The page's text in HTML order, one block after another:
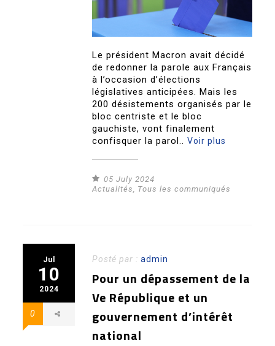
Le président Macron avait décidé
de redonner la parole aux Français
à l’occasion d’élections
législatives anticipées. Mais les
200 désistements organisés par le
bloc centriste et le bloc
gauchiste, vont finalement
confisquer la parol..Voir plus
05 July 2024
Actualités, Tous les communiqués
Jul
10
2024
0
Posté par :admin
Pour un dépassement de la
Ve République et un
gouvernement d’intérêt
national